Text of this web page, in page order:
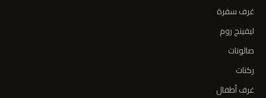
غرف سفرة
ليفينج روم
صالونات
ركنات
غرف أطفال